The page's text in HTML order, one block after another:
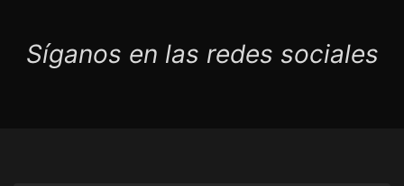
Síganos en las redes sociales